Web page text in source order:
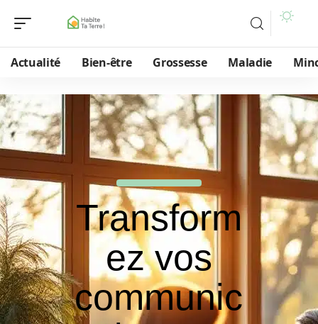
Actualité Bien-être Grossesse Maladie
Transform
ez vos
communic